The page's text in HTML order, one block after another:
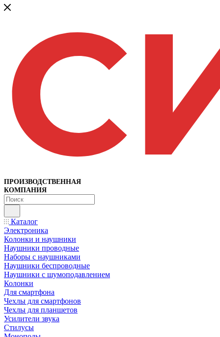
ПРОИЗВОДСТВЕННАЯ
КОМПАНИЯ
Каталог
Электроника
Колонки и наушники
Наушники проводные
Наборы с наушниками
Наушники беспроводные
Наушники с шумоподавлением
Колонки
Для смартфона
Чехлы для смартфонов
Чехлы для планшетов
Усилители звука
Стилусы